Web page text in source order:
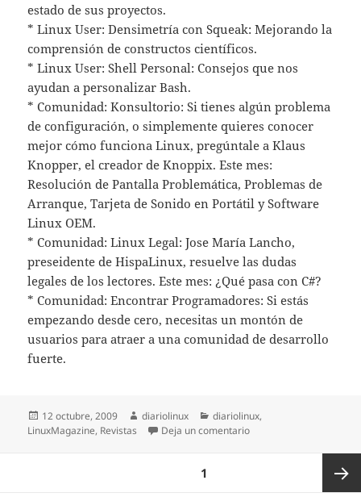
estado de sus proyectos.
* Linux User: Densimetría con Squeak: Mejorando la
comprensión de constructos científicos.
* Linux User: Shell Personal: Consejos que nos
ayudan a personalizar Bash.
* Comunidad: Konsultorio: Si tienes algún problema
de configuración, o simplemente quieres conocer
mejor cómo funciona Linux, pregúntale a Klaus
Knopper, el creador de Knoppix. Este mes:
Resolución de Pantalla Problemática, Problemas de
Arranque, Tarjeta de Sonido en Portátil y Software
Linux OEM.
* Comunidad: Linux Legal: Jose María Lancho,
preseidente de HispaLinux, resuelve las dudas
legales de los lectores. Este mes: ¿Qué pasa con C#?
* Comunidad: Encontrar Programadores: Si estás
empezando desde cero, necesitas un montón de
usuarios para atraer a una comunidad de desarrollo
fuerte.
Publicado
el
12 octubre, 2009 Autor
diariolinux Categorías
diariolinux,
LinuxMagazine, Revistas Deja un comentarioen Linux Magazine 53:
1